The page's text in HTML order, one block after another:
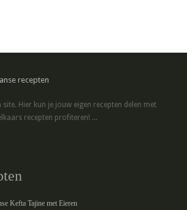
site. Hier kun je jouw eigen recepten delen met
recepten profiteren! ...
Kefta Tajine met Eieren